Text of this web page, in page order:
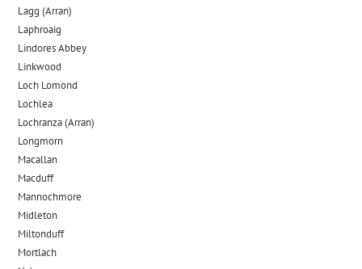
Lagg (Arran)
Laphroaig
Lindores Abbey
Linkwood
Loch Lomond
Lochlea
Lochranza (Arran)
Longmorn
Macallan
Macduff
Mannochmore
Midleton
Miltonduff
Mortlach